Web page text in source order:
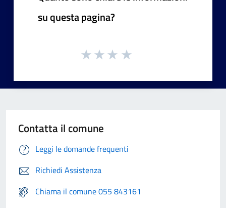
su questa pagina?
Contatta il comune
Leggi le domande frequenti
Richiedi Assistenza
Chiama il comune 055 843161